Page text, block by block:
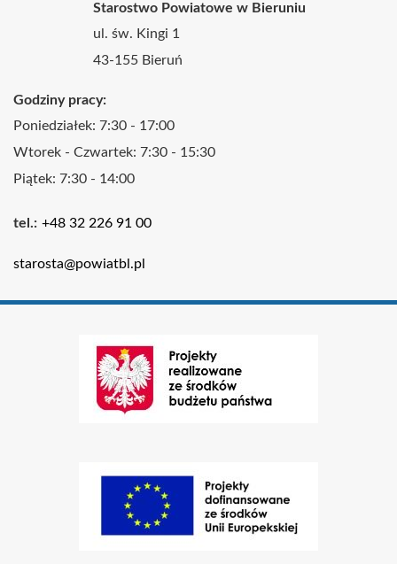
Starostwo Powiatowe w Bieruniu
ul. św. Kingi 1
43-155 Bieruń
Godziny pracy:
Poniedziałek: 7:30 - 17:00
Wtorek - Czwartek: 7:30 - 15:30
Piątek: 7:30 - 14:00
Kontakt
tel. +48 32 226 91 00
e-
starosta@powiatbl.pl